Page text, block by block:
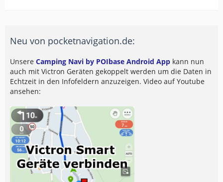
Neu von pocketnavigation.de:
Unsere Camping Navi by POIbase Android App kann nun
auch mit Victron Geräten gekoppelt werden um die Daten in
Echtzeit in den Infofeldern anzuzeigen. Video auf Youtube
ansehen: